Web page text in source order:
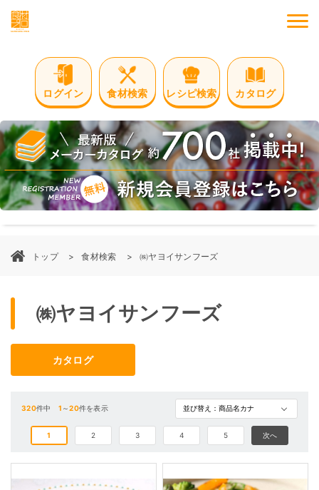
ログイン 食材検索 レシピ検索 カタログ
トップ 食材検索 ㈱ヤヨイサンフーズ
㈱ヤヨイサンフーズ
カタログ
320件中 1 ～20件を表示
1 2 3 4 5 次へ